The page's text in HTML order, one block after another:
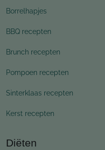
Borrelhapjes
BBQ recepten
Brunch recepten
Pompoen recepten
Sinterklaas recepten
Kerst recepten
Diëten